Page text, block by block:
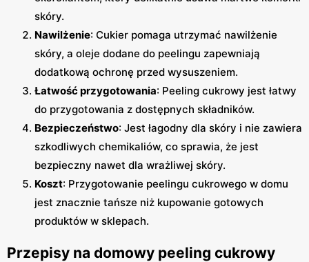
skóry.
Nawilżenie: Cukier pomaga utrzymać nawilżenie
skóry, a oleje dodane do peelingu zapewniają
dodatkową ochronę przed wysuszeniem.
Łatwość przygotowania: Peeling cukrowy jest łatwy
do przygotowania z dostępnych składników.
Bezpieczeństwo: Jest łagodny dla skóry i nie zawiera
szkodliwych chemikaliów, co sprawia, że jest
bezpieczny nawet dla wrażliwej skóry.
Koszt: Przygotowanie peelingu cukrowego w domu
jest znacznie tańsze niż kupowanie gotowych
produktów w sklepach.
Przepisy na domowy peeling cukrowy